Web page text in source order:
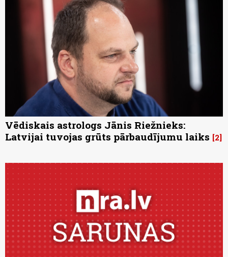
Vēdiskais astrologs Jānis Riežnieks:
Latvijai tuvojas grūts pārbaudījumu laiks 2